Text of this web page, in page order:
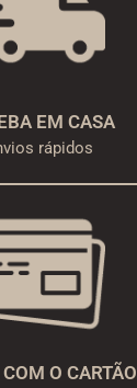
EM CASA
rápidos
O CARTÃO